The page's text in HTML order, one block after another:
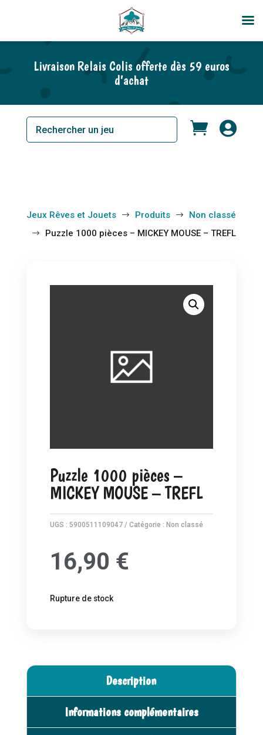
Livraison Relais Colis offerte dès 59 euros
d’achat
 
Jeux Rêves et Jouets $ Produits $ Non classé
$ Puzzle 1000 pièces – MICKEY MOUSE – TREFL
Puzzle 1000 pièces –
MICKEY MOUSE – TREFL
UGS : 5900511109047 Catégorie : Non classé
16,90 €
Rupture de stock
Description
Informations complémentaires